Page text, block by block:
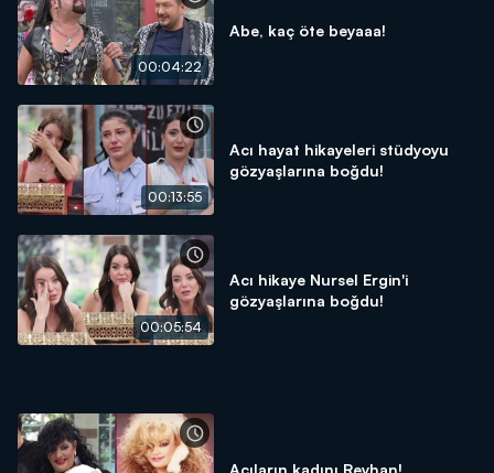
00:04:22
Abe, kaç öte beyaaa!
00:13:55
Acı hayat hikayeleri stüdyoyu
gözyaşlarına boğdu!
00:05:54
Acı hikaye Nursel Ergin'i
gözyaşlarına boğdu!
Acıların kadını Reyhan!